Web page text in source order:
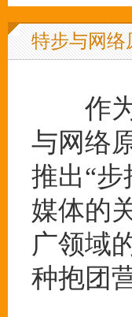
特步与网络
作为
与网络
推出“
媒体的
广领域
种抱团